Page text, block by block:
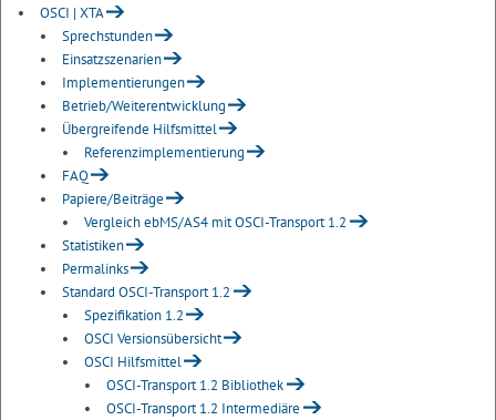
OSCI | XTA
Sprechstunden
Einsatzszenarien
Implementierungen
Betrieb/Weiterentwicklung
Übergreifende Hilfsmittel
Referenzimplementierung
FAQ
Papiere/Beiträge
Vergleich ebMS/AS4 mit OSCI-Transport 1.2
Statistiken
Permalinks
Standard OSCI-Transport 1.2
Spezifikation 1.2
OSCI Versionsübersicht
OSCI Hilfsmittel
OSCI-Transport 1.2 Bibliothek
OSCI-Transport 1.2 Intermediäre